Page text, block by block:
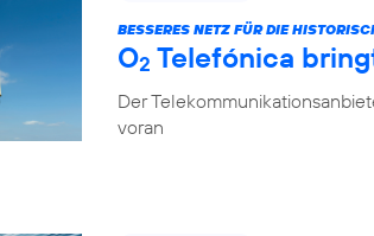
BESSERES NETZ FÜR DIE
O2 Telefónica
Der
voran